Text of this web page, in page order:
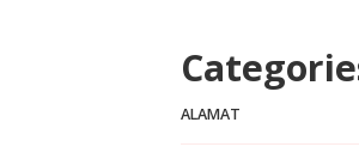
ALAMAT